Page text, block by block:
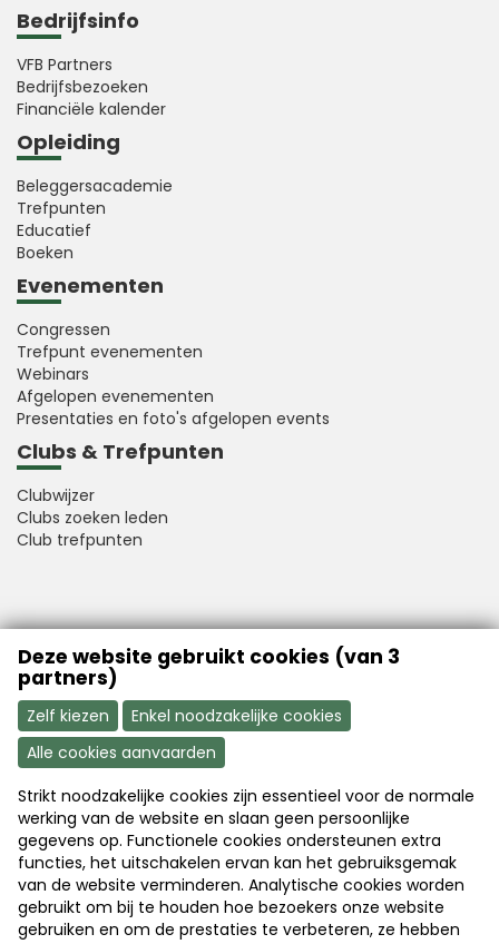
Bedrijfsinfo
VFB Partners
Bedrijfsbezoeken
Financiële kalender
Opleiding
Beleggersacademie
Trefpunten
Educatief
Boeken
Evenementen
Congressen
Trefpunt evenementen
Webinars
Afgelopen evenementen
Presentaties en foto's afgelopen events
Clubs & Trefpunten
Clubwijzer
Clubs zoeken leden
Club trefpunten
VFB is a member of Better Finance
Aanmelden Word nu lid
Disclaimer|Copyright|Privacy
Deze website gebruikt cookies (van 3
partners)
Zelf kiezen
Enkel noodzakelijke cookies
Alle cookies aanvaarden
Strikt noodzakelijke cookies zijn essentieel voor de normale
werking van de website en slaan geen persoonlijke
gegevens op. Functionele cookies ondersteunen extra
functies, het uitschakelen ervan kan het gebruiksgemak
van de website verminderen. Analytische cookies worden
gebruikt om bij te houden hoe bezoekers onze website
gebruiken en om de prestaties te verbeteren, ze hebben